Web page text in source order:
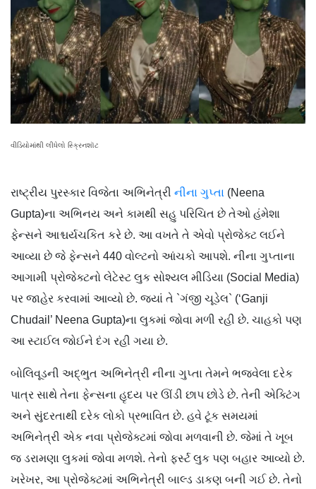
વીડિયોમાંથી લીધેલો સ્ક્રિનશૉટ
રાષ્ટ્રીય પુરસ્કાર વિજેતા અભિનેત્રી નીના ગુપ્તા (Neena
Gupta)ના અભિનય અને કામથી સહુ પરિચિત છે તેઓ હંમેશા
ફેન્સને આશ્ચર્યચકિત કરે છે. આ વખતે તે એવો પ્રોજેક્ટ લઈને
આવ્યા છે જે ફેન્સને 440 વોલ્ટનો આંચકો આપશે. નીના ગુપ્તાના
આગામી પ્રોજેક્ટનો લેટેસ્ટ લુક સોશ્યલ મીડિયા (Social Media)
પર જાહેર કરવામાં આવ્યો છે. જ્યાં તે `ગંજી ચૂડેલ` (‘Ganji
Chudail’ Neena Gupta)ના લુકમાં જોવા મળી રહી છે. ચાહકો પણ
આ સ્ટાઈલ જોઈને દંગ રહી ગયા છે.
બોલિવૂડની અદ્ભુત અભિનેત્રી નીના ગુપ્તા તેમને ભજવેલા દરેક
પાત્ર સાથે તેના ફેન્સના હૃદય પર ઊંડી છાપ છોડે છે. તેની એક્ટિંગ
અને સુંદરતાથી દરેક લોકો પ્રભાવિત છે. હવે ટૂંક સમયમાં
અભિનેત્રી એક નવા પ્રોજેક્ટમાં જોવા મળવાની છે. જેમાં તે ખૂબ
જ ડરામણા લુકમાં જોવા મળશે. તેનો ફર્સ્ટ લુક પણ બહાર આવ્યો છે.
ખરેખર, આ પ્રોજેક્ટમાં અભિનેત્રી બાલ્ડ ડાકણ બની ગઈ છે. તેનો